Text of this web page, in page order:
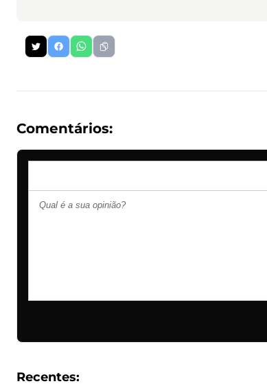
Comentários:
Recentes: